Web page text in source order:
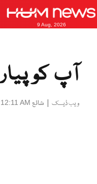
9 Aug, 2026
آپ کو
ویب ڈیسک | شائع AM